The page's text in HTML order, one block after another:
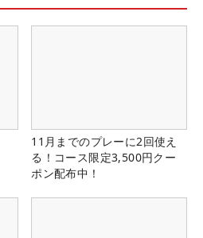
11月までのプレーに2回使え
る！コース限定3,500円クー
ポン配布中！